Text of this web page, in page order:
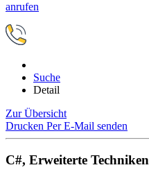
anrufen
Suche
Detail
Zur Übersicht
Drucken Per E-Mail senden
C#, Erweiterte Techniken